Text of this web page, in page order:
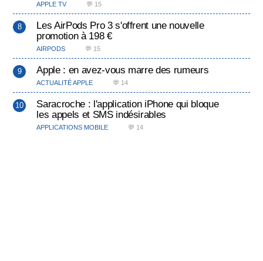
APPLE TV 💬 15
Les AirPods Pro 3 s'offrent une nouvelle
promotion à 198 €
AIRPODS 💬 15
Apple : en avez-vous marre des rumeurs
ACTUALITÉ APPLE 💬 14
Saracroche : l'application iPhone qui bloque
les appels et SMS indésirables
APPLICATIONS MOBILE 💬 14